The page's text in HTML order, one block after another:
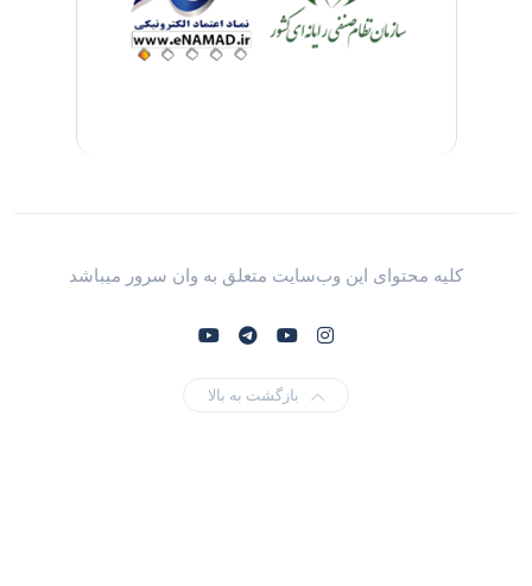
کلیه محتوای این وب‌سایت متعلق به وان سرور میباشد
بازگشت به بالا